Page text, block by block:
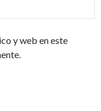
y web en este